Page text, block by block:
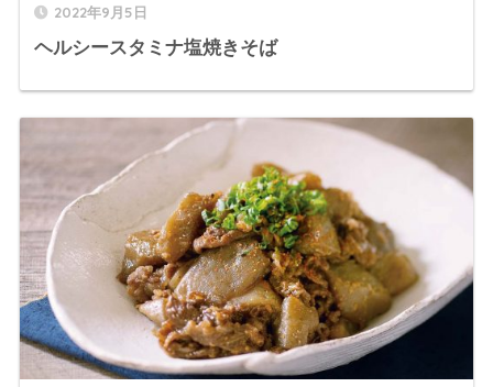
2022年9月5日
ヘルシースタミナ塩焼きそば